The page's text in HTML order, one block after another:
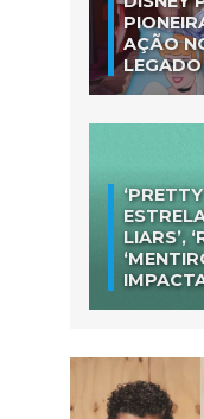
AÇÃO
LEGADO
LIARS’,